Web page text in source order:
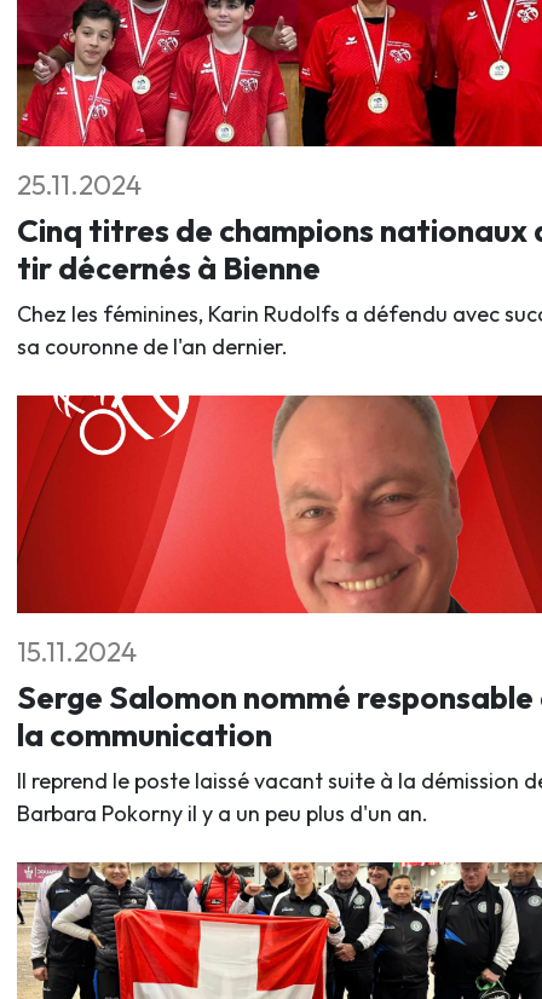
25.11.2024
Cinq titres de champions nationaux
tir décernés à Bienne
Chez les féminines, Karin Rudolfs a défendu avec
sa couronne de l'an dernier.
15.11.2024
Serge Salomon nommé responsable
la communication
Il reprend le poste laissé vacant suite à la démission
Barbara Pokorny il y a un peu plus d'un an.